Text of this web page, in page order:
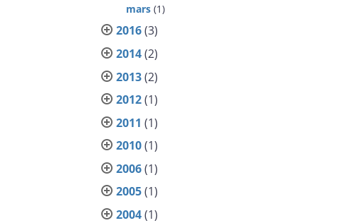
mars (1)
2016(3)
2014(2)
2013(2)
2012(1)
2011 (1)
2010(1)
2006(1)
2005(1)
2004(1)